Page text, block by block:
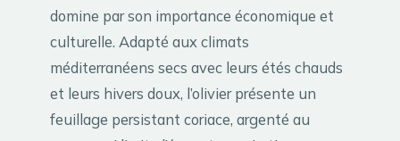
domine par son importance économique et
culturelle. Adapté aux climats
méditerranéens secs avec leurs étés chauds
et leurs hivers doux, l’olivier présente un
feuillage persistant coriace, argenté au